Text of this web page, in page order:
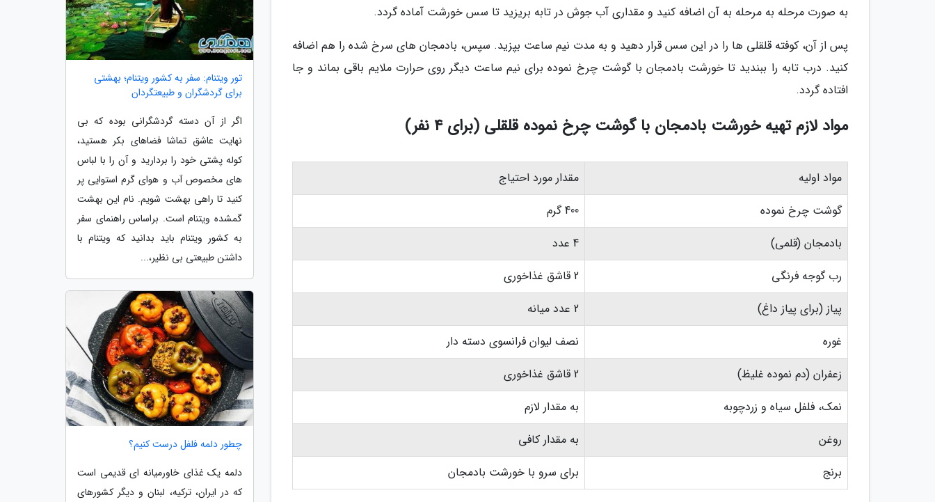
به صورت مرحله به مرحله به آن اضافه کنید و مقداری آب جوش در تابه بریزید تا سس خورشت آماده گردد.
پس از آن، کوفته قلقلی ها را در این سس قرار دهید و به مدت نیم ساعت بپزید. سپس، بادمجان های سرخ شده را هم اضافه
کنید. درب تابه را ببندید تا خورشت بادمجان با گوشت چرخ نموده برای نیم ساعت دیگر روی حرارت ملایم باقی بماند و جا
افتاده گردد.
مواد لازم تهیه خورشت بادمجان با گوشت چرخ نموده قلقلی (برای 4 نفر)
مواد اولیه
مقدار مورد احتیاج
گوشت چرخ نموده
400 گرم
بادمجان (قلمی)
4 عدد
رب گوجه فرنگی
2 قاشق غذاخوری
پیاز (برای پیاز داغ)
2 عدد میانه
غوره
نصف لیوان فرانسوی دسته دار
زعفران (دم نموده غلیظ)
2 قاشق غذاخوری
نمک، فلفل سیاه و زردچوبه
به مقدار لازم
روغن
به مقدار کافی
برنج
برای سرو با خورشت بادمجان
تور ویتنام: سفر به کشور ویتنام؛ بهشتی
برای گردشگران و طبیعتگردان
اگر از آن دسته گردشگرانی بوده که بی
نهایت عاشق تماشا فضاهای بکر هستید،
کوله پشتی خود را بردارید و آن را با لباس
های مخصوص آب و هوای گرم استوایی پر
کنید تا راهی بهشت شویم. نام این بهشت
گمشده ویتنام است. براساس راهنمای سفر
به کشور ویتنام باید بدانید که ویتنام با
داشتن طبیعتی بی نظیر،...
چطور دلمه فلفل درست کنیم؟
دلمه یک غذای خاورمیانه ای قدیمی است
که در ایران، ترکیه، لبنان و دیگر کشورهای